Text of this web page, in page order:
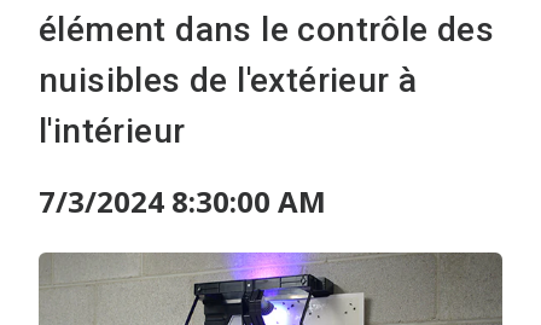
élément dans le contrôle des
nuisibles de l'extérieur à
l'intérieur
7/3/2024 8:30:00 AM